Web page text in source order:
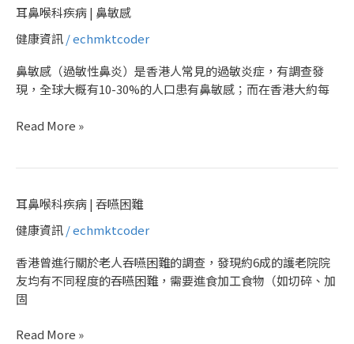
存
在
機
耳鼻喉科疾病 | 鼻敏感
健康資訊/echmktcoder
鼻敏感（過敏性鼻炎）是香港人常見的過敏炎症，有調查發
現，全球大概有10-30%的人口患有鼻敏感；而在香港大約每
耳
喉
科
疾
病
|
感
Read More »
耳鼻喉科疾病 | 吞嚥困難
健康資訊/echmktcoder
香港曾進行關於老人吞嚥困難的調查，發現約6成的護老院院
友均有不同程度的吞嚥困難，需要進食加工食物（如切碎、加
固
耳
喉
科
疾
病
|
吞
Read More »